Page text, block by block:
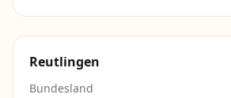
Reutlingen
Bundesland